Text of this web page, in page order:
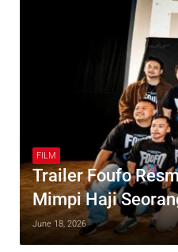
FILM
Trailer Foufo
Mimpi Haji
June 18, 2026